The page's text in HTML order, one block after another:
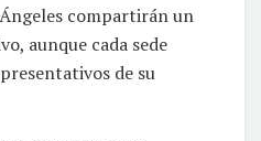
compartirán un
aunque cada sede
de su